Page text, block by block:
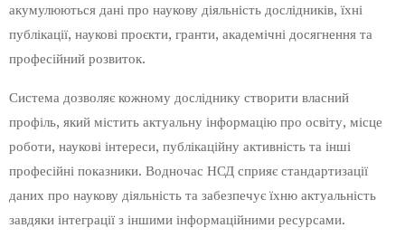
акумулюються дані про наукову діяльність дослідників, їхні
публікації, наукові проєкти, гранти, академічні досягнення та
професійний розвиток.
Система дозволяє кожному досліднику створити власний
профіль, який містить актуальну інформацію про освіту, місце
роботи, наукові інтереси, публікаційну активність та інші
професійні показники. Водночас НСД сприяє стандартизації
даних про наукову діяльність та забезпечує їхню актуальність
завдяки інтеграції з іншими інформаційними ресурсами.